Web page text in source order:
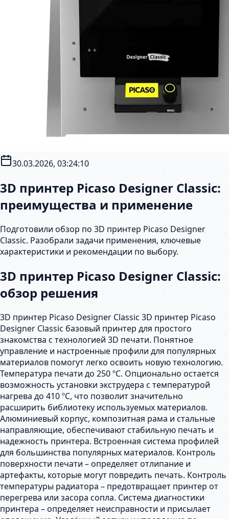
30.03.2026, 03:24:10
3D принтер Picaso Designer Classic:
преимущества и применение
Подготовили обзор по 3D принтер Picaso Designer
Classic. Разобрали задачи применения, ключевые
характеристики и рекомендации по выбору.
3D принтер Picaso Designer Classic:
обзор решения
3D принтер Picaso Designer Classic 3D принтер Picaso
Designer Classic базовый принтер для простого
знакомства с технологией 3D печати. Понятное
управление и настроенные профили для популярных
материалов помогут легко освоить новую технологию.
Температура печати до 250 ºC. Опционально остается
возможность установки экструдера с температурой
нагрева до 410 ºC, что позволит значительно
расширить библиотеку используемых материалов.
Алюминиевый корпус, композитная рама и стальные
направляющие, обеспечивают стабильную печать и
надежность принтера. Встроенная система профилей
для большинства популярных материалов. Контроль
поверхности печати – определяет отлипание и
артефакты, которые могут повредить печать. Контроль
температуры радиатора – предотвращает принтер от
перегрева или засора сопла. Система диагностики
принтера – определяет неисправности и присылает